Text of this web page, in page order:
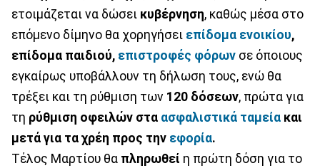
ετοιμάζεται να δώσει κυβέρνηση, καθώς μέσα στο
επόμενο δίμηνο θα χορηγήσει επίδομα ενοικίου,
επίδομα παιδιού, επιστροφές φόρων σε όποιους
εγκαίρως υποβάλλουν τη δήλωση τους, ενώ θα
τρέξει και τη ρύθμιση των 120 δόσεων, πρώτα για
τη ρύθμιση οφειλών στα ασφαλιστικά ταμεία και
μετά για τα χρέη προς την εφορία.
Τέλος Μαρτίου θα πληρωθεί η πρώτη δόση για το